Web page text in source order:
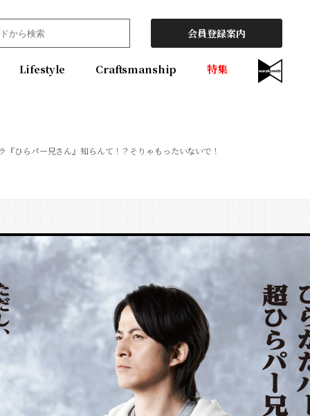
会員登録案内
Lifestyle Craftsmanship 特集
ひらパー兄さん』知らんて！？そりゃもったいないで！